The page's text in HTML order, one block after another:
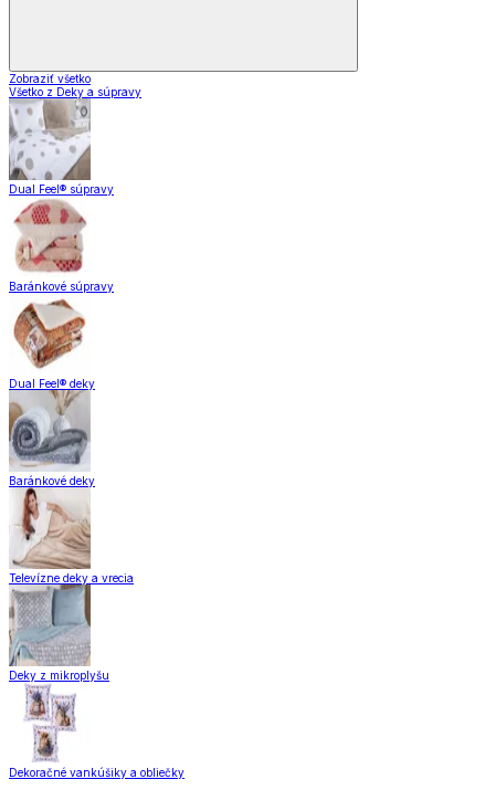
Zobraziť všetko
Všetko z Deky a súpravy
Dual Feel® súpravy
Baránkové súpravy
Dual Feel® deky
Baránkové deky
Televízne deky a vrecia
Deky z mikroplyšu
Dekoračné vankúšiky a obliečky